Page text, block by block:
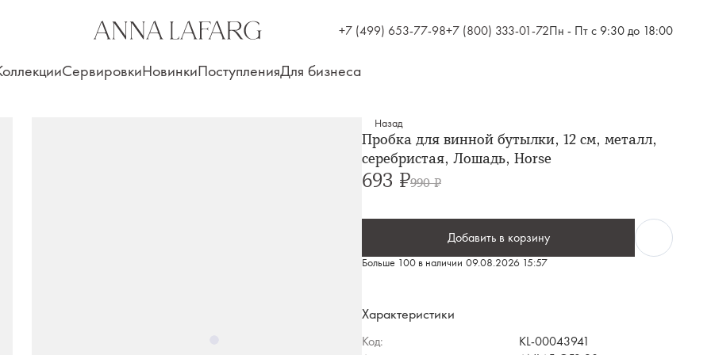
+7 (499) 653-77-98+7 (800) 333-01-72Пн - Пт с 9:30 до 18:00
СервировкиНовинкиПоступленияДля бизнеса
Назад
Пробка для винной бутылки, 12 см, металл,
серебристая, Лошадь, Horse
693 ₽990 ₽
Больше 100 в наличии 09.08.2026 15:57
Добавить в корзину
Характеристики
Код:
KL-00043941